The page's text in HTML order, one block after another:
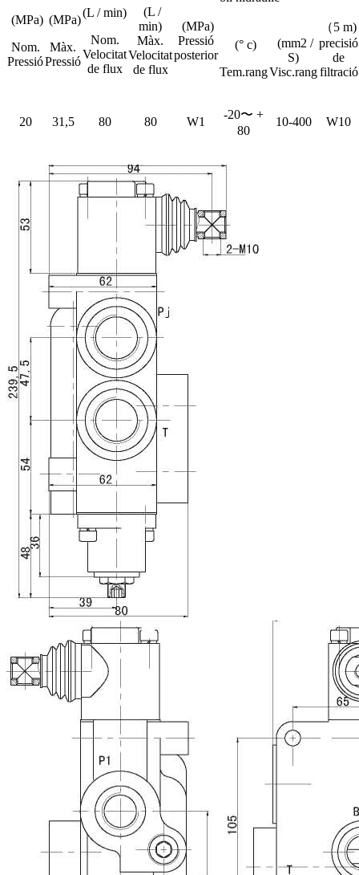
(MPa)
Nom.
Pressió
(MPa)
Màx.
Pressió
(L / min)
Nom.
Velocitat
de flux
(L /
min)
Màx.
Velocitat
de flux
(MPa)
Pressió
posterior
(° c)
Tem.rang
(mm2 /
S)
Visc.rang
（5 m)
precisió
de
filtració
20 31,5 80 80 W1
-20〜 +
80
10-400 W10